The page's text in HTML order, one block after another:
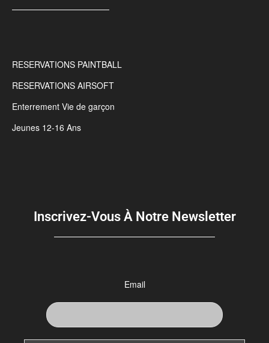
RESERVATIONS PAINTBALL
RESERVATIONS AIRSOFT
Enterrement Vie de garçon
Jeunes 12-16 Ans
Inscrivez-Vous À Notre Newsletter
Email